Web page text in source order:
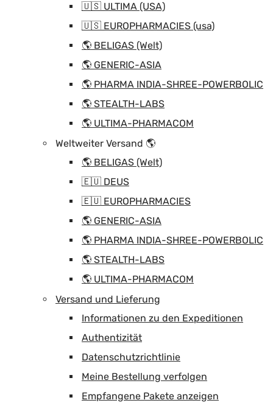
🇺🇸 ULTIMA (USA)
🇺🇸 EUROPHARMACIES (usa)
🌎 BELIGAS (Welt)
🌎 GENERIC-ASIA
🌎 PHARMA INDIA-SHREE-POWERBOLIC
🌎 STEALTH-LABS
🌎 ULTIMA-PHARMACOM
Weltweiter Versand 🌎
🌎 BELIGAS (Welt)
🇪🇺 DEUS
🇪🇺 EUROPHARMACIES
🌎 GENERIC-ASIA
🌎 PHARMA INDIA-SHREE-POWERBOLIC
🌎 STEALTH-LABS
🌎 ULTIMA-PHARMACOM
Versand und Lieferung
Informationen zu den Expeditionen
Authentizität
Datenschutzrichtlinie
Meine Bestellung verfolgen
Empfangene Pakete anzeigen